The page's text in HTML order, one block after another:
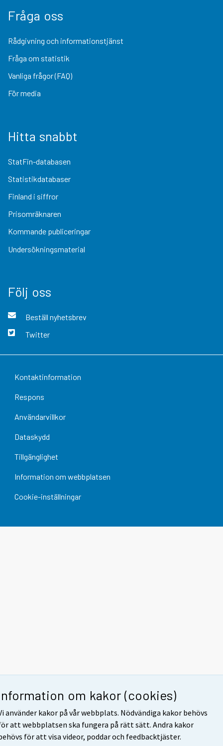
om kakor (cookies)
använder kakor på vår webbplats. Nödvändiga kakor behövs
att webbplatsen ska fungera på rätt sätt. Andra kakor
för att visa videor, poddar och feedbacktjäster.
Fråga oss
Rådgivning och informationstjänst
Fråga om statistik
Vanliga frågor (FAQ)
För media
Hitta snabbt
StatFin-databasen
Statistikdatabaser
Finland i siffror
Prisomräknaren
Kommande publiceringar
Undersökningsmaterial
Följ oss
Beställ nyhetsbrev
Twitter
Kontaktinformation
Respons
Användarvillkor
Dataskydd
Tillgänglighet
Information om webbplatsen
Cookie-inställningar